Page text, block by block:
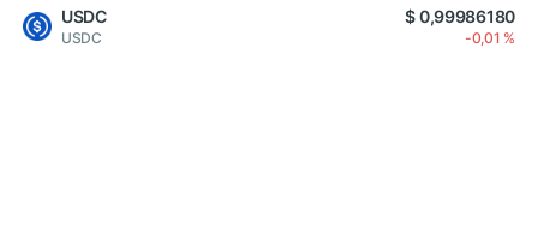
USDC
USDC
$ 0,99986180
-0,01 %